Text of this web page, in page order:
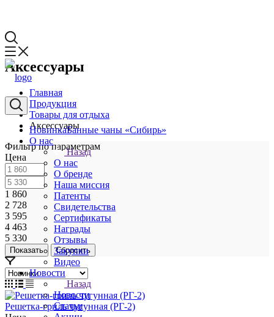
НовинкаБанные чаны «Сибирь»
О нас
Назад
О нас
О бренде
Наша миссия
Патенты
Свидетельства
Сертификаты
Награды
Отзывы
Закупки
Видео
Новости
Назад
Новости
Статьи
Аксессуары
Главная
Продукция
Товары для отдыха
Аксессуары
Фильтр по параметрам
Цена
1 860
2 728
3 595
4 463
5 330
Сбросить
Решетка-гриль чугунная (РГ-2)